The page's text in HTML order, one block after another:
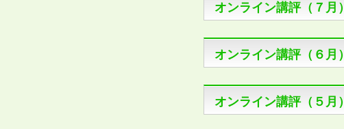
オンライン講評（７月）
オンライン講評（６月）
オンライン講評（５月）